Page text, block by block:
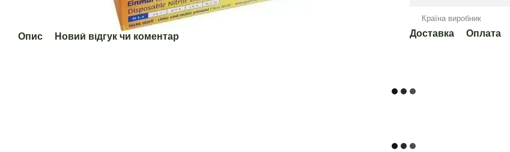
Опис Новий відгук чи коментар
Країна виробник
Доставка Оплата